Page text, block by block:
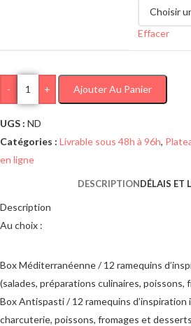
Effacer
- + Ajouter Au Panier
UGS : ND
Catégories : Livrable sous 48h à 96h,
en ligne
DESCRIPTIONDÉLAIS ET
Description
Au choix :
Box Méditerranéenne / 12 ramequins
(salades, préparations culinaires, poissons,
Box Antispasti / 12 ramequins d’inspiration
charcuterie, poissons, fromages et